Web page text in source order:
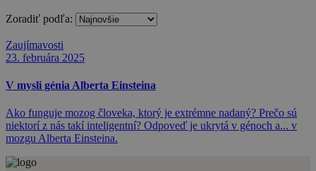
Zoradiť podľa:
Zaujímavosti
23. februára 2025
V mysli génia Alberta Einsteina
Ako funguje mozog človeka, ktorý je extrémne nadaný? Prečo sú
niektorí z nás takí inteligentní? Odpoveď je ukrytá v génoch a... v
mozgu Alberta Einsteina.